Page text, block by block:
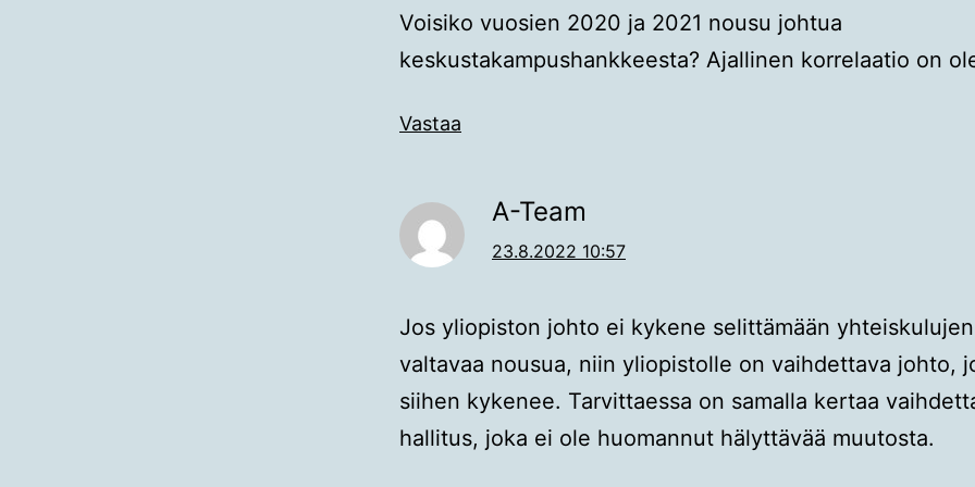
Voisiko vuosien 2020 ja 2021 nousu johtua
keskustakampushankkeesta? Ajallinen korrelaatio on
Vastaa
A-Team
23.8.2022 10:57
Jos yliopiston johto ei kykene selittämään yhteiskulujen
valtavaa nousua, niin yliopistolle on vaihdettava johto,
siihen kykenee. Tarvittaessa on samalla kertaa
hallitus, joka ei ole huomannut hälyttävää muutosta.